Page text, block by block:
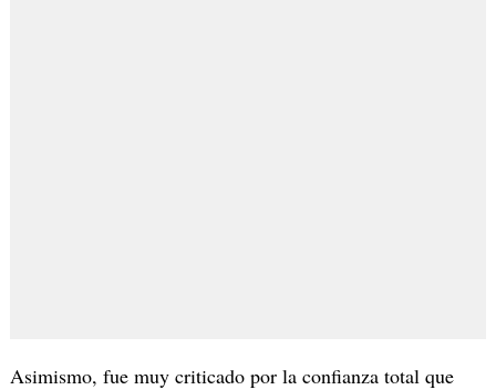
Asimismo, fue muy criticado por la confianza total que